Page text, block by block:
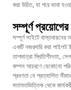
করা উচিত, যা পরে ভাবা
সম্পূর্ণ
সম্পূর্ণ সাইটে
একটি নজরদারি করা
তাপমাত্রা স্থিতিশীলতা,
কম্পন আচরণে যেকোনো
প্রবণতা যে প্রত্যাশিত
মতামতভিত্তিক থেকে